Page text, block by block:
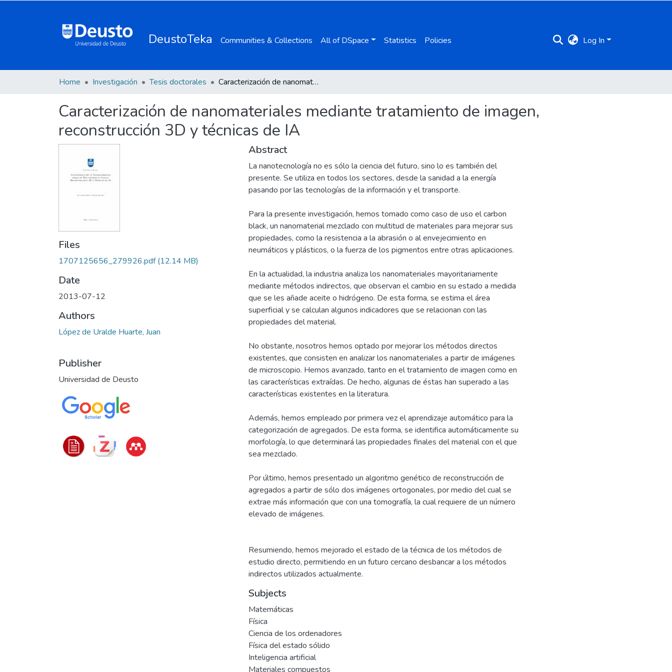
DeustoTeka Communities & Collections All of DSpace Statistics Policies Log In
Home Investigación Tesis doctorales Caracterización de nanomateriales mediante tratamiento de imagen, reconstrucción 3D y técnicas de IA
Caracterización de nanomateriales mediante tratamiento de imagen,
reconstrucción 3D y técnicas de IA
Files
1707125656_279926.pdf(12.14 MB)
Date
2013-07-12
Authors
López de Uralde Huarte, Juan
Publisher
Universidad de Deusto
Abstract
La nanotecnología no es sólo la ciencia del futuro, sino lo es también del
presente. Se utiliza en todos los sectores, desde la sanidad a la energía
pasando por las tecnologías de la información y el transporte.
Para la presente investigación, hemos tomado como caso de uso el carbon
black, un nanomaterial mezclado con multitud de materiales para mejorar sus
propiedades, como la resistencia a la abrasión o al envejecimiento en
neumáticos y plásticos, o la fuerza de los pigmentos entre otras aplicaciones.
En la actualidad, la industria analiza los nanomateriales mayoritariamente
mediante métodos indirectos, que observan el cambio en su estado a medida
que se les añade aceite o hidrógeno. De esta forma, se estima el área
superficial y se calculan algunos indicadores que se relacionan con las
propiedades del material.
No obstante, nosotros hemos optado por mejorar los métodos directos
existentes, que consisten en analizar los nanomateriales a partir de imágenes
de microscopio. Hemos avanzado, tanto en el tratamiento de imagen como en
las características extraídas. De hecho, algunas de éstas han superado a las
características existentes en la literatura.
Además, hemos empleado por primera vez el aprendizaje automático para la
categorización de agregados. De esta forma, se identifica automáticamente su
morfología, lo que determinará las propiedades finales del material con el que
sea mezclado.
Por último, hemos presentado un algoritmo genético de reconstrucción de
agregados a partir de sólo dos imágenes ortogonales, por medio del cual se
extrae más información que con una tomografía, la cual requiere de un número
elevado de imágenes.
Resumiendo, hemos mejorado el estado de la técnica de los métodos de
estudio directo, permitiendo en un futuro cercano desbancar a los métodos
indirectos utilizados actualmente.
Subjects
Matemáticas
Física
Ciencia de los ordenadores
Física del estado sólido
Inteligencia artificial
Materiales compuestos